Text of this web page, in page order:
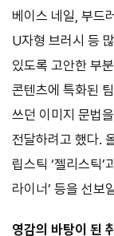
베이스 네일, 부드
U자형 브러시 등
있도록 고안한 부
콘텐츠에 특화된
쓰던 이미지 문법
전달하려고 했다.
립스틱 ‘젤리스틱’
라이너’ 등을 선보
영감의 바탕이 된